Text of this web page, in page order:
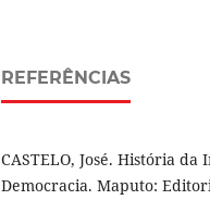
REFERÊNCIAS
CASTELO, José. História
Democracia. Maputo: